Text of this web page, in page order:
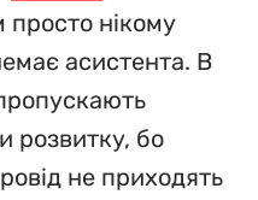
просто нікому
асистента. В
розвитку, бо
не приходять